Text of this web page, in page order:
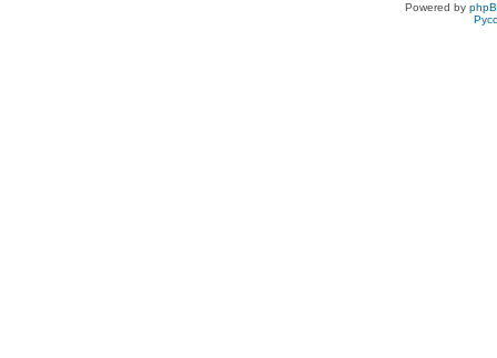
Powered by